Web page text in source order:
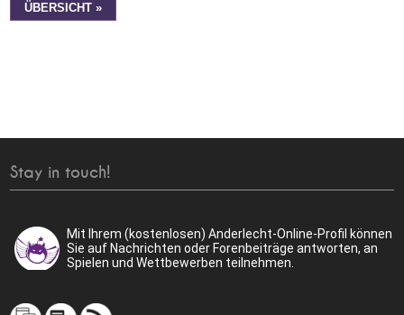
ÜBERSICHT »
Stay in touch!
Mit Ihrem (kostenlosen) Anderlecht-Online-Profil können
Sie auf Nachrichten oder Forenbeiträge antworten, an
Spielen und Wettbewerben teilnehmen.